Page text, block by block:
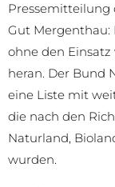
Pressemitteilung
Gut Mergenthau:
ohne den
heran. Der Bund
eine Liste mit
die nach den
Naturland,
wurden.